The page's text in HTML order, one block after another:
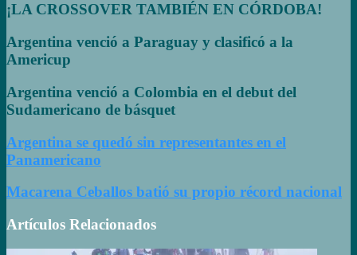
¡LA CROSSOVER TAMBIÉN EN CÓRDOBA!
Argentina venció a Paraguay y clasificó a la
Americup
Argentina venció a Colombia en el debut del
Sudamericano de básquet
Argentina se quedó sin representantes en el
Panamericano
Macarena Ceballos batió su propio récord nacional
Artículos Relacionados